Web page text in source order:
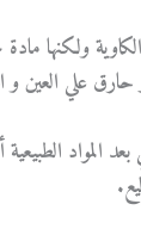
ولكنها
حارق علي العين و
بعد المواد